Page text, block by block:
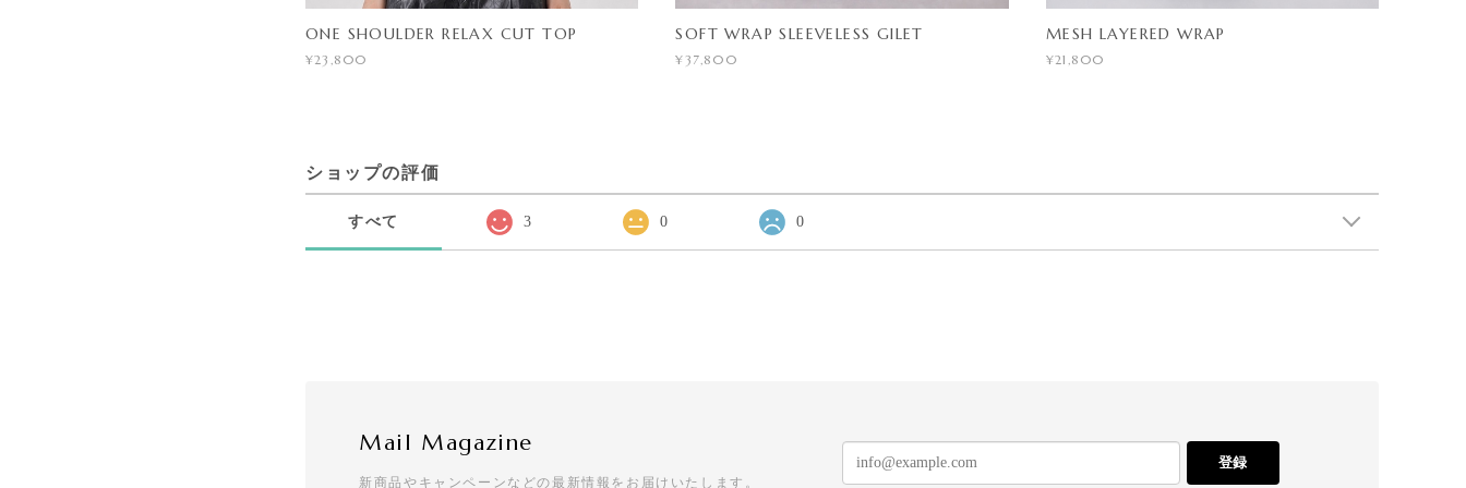
ONE SHOULDER RELAX CUT TOP
¥23,800
SOFT WRAP SLEEVELESS GILET
¥37,800
MESH LAYERED WRAP
¥21,800
ショップの評価
すべて 3 0 0
Mail Magazine
新商品やキャンペーンなどの最新情報をお届けいたします。
登録